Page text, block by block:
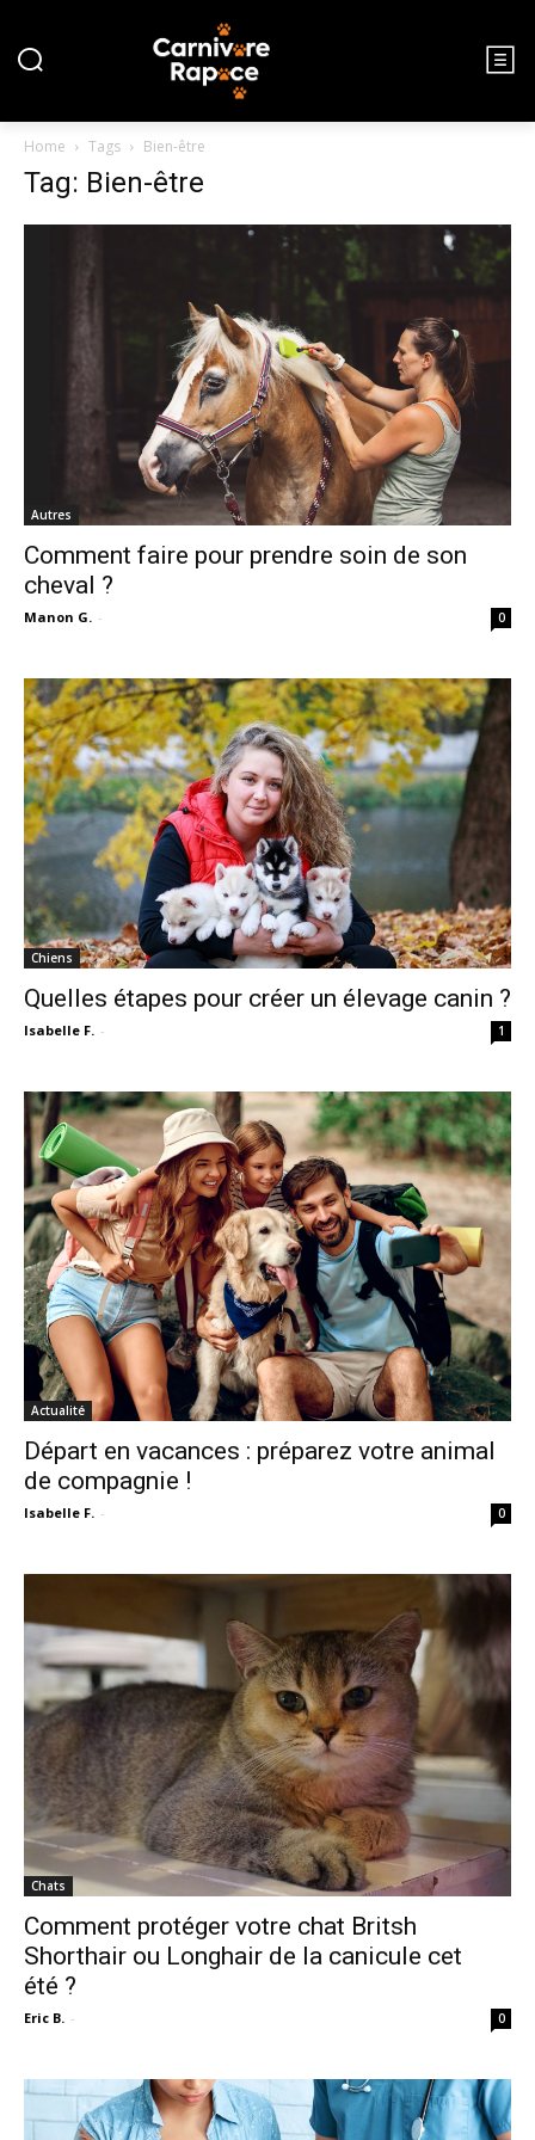
Home Tags Bien-être
Tag: Bien-être
Autres
Comment faire pour prendre soin de son
cheval ?
Manon G. - 0
Chiens
Quelles étapes pour créer un élevage canin ?
Isabelle F. - 1
Actualité
Départ en vacances : préparez votre animal
de compagnie !
Isabelle F. - 0
Chats
Comment protéger votre chat Britsh
Shorthair ou Longhair de la canicule cet
été ?
Eric B. - 0